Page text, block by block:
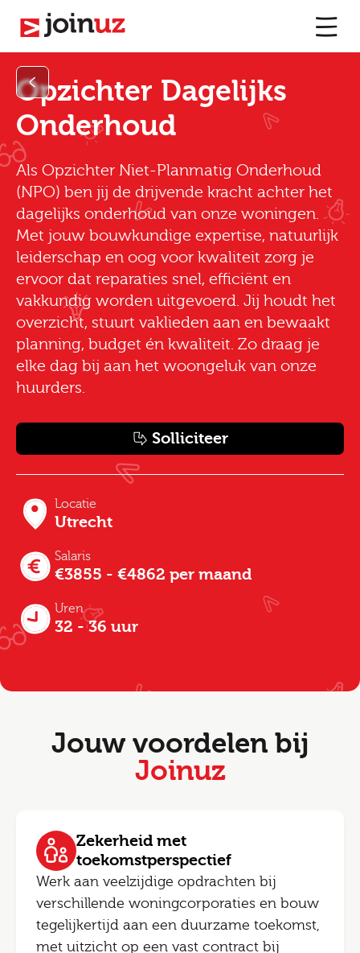
Opzichter Dagelijks
Onderhoud
Als Opzichter Niet-Planmatig Onderhoud
(NPO) ben jij de drijvende kracht achter het
dagelijks onderhoud van onze woningen.
Met jouw bouwkundige expertise, natuurlijk
leiderschap en oog voor kwaliteit zorg je
ervoor dat reparaties snel, efficiënt en
vakkundig worden uitgevoerd. Jij houdt het
overzicht, stuurt vaklieden aan en bewaakt
planning, budget én kwaliteit. Zo draag je
elke dag bij aan het woongeluk van onze
huurders.
Solliciteer
Locatie
Utrecht
Salaris
€3855 - €4862 per maand
Uren
32 - 36 uur
Jouw voordelen bij
Joinuz
Zekerheid met
toekomstperspectief
Werk aan veelzijdige opdrachten bij
verschillende woningcorporaties en bouw
tegelijkertijd aan een duurzame toekomst,
met uitzicht op een vast contract bij